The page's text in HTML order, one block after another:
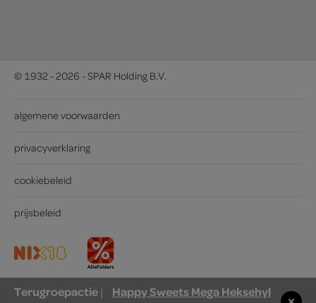
© 1932 - 2026 - SPAR Holding B.V.
algemene voorwaarden
privacyverklaring
cookiebeleid
prijsbeleid
Terugroepactie| Happy Sweets Mega Heksehyl